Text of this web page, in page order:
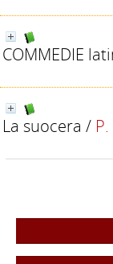
COMMEDIE
La suocera /